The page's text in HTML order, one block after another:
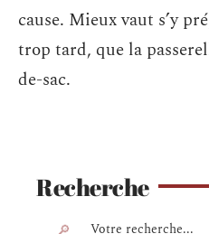
cause. Mieux vaut s’y
trop tard, que la
de-sac.
Recherche